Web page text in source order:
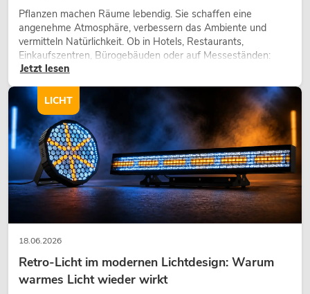
Pflanzen machen Räume lebendig. Sie schaffen eine
angenehme Atmosphäre, verbessern das Ambiente und
vermitteln Natürlichkeit. Ob in Hotels, Restaurants,
Einkaufszentren, Bürogebäuden oder auf Messeständen:
eine hochwertige Begrünung gehört heute längst zum
Jetzt lesen
18.06.2026
Retro-Licht im modernen Lichtdesign: Warum
warmes Licht wieder wirkt
LICHT